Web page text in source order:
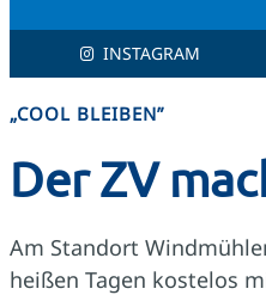
INSTAGRAM
„COOL BLEIBEN”
Der ZV
Am Standort
heißen Tagen koste­los